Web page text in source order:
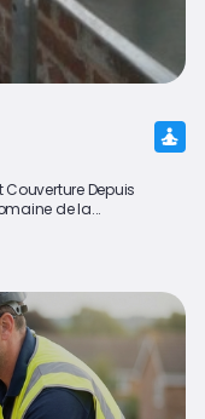
Depuis
de la...